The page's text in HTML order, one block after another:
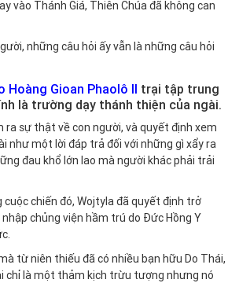
vào Thánh Giá, Thiên Chúa đã không can
những câu hỏi ấy vẫn là những câu hỏi
Hoàng Gioan Phaolô II trại tập trung
là trường dạy thánh thiện của ngài.
ra sự thật về con người, và quyết định xem
như một lời đáp trả đối với những gì xẩy ra
đau khổ lớn lao mà người khác phải trải
chiến đó, Wojtyla đã quyết định trở
chủng viện hầm trú do Đức Hồng Y
từ niên thiếu đã có nhiều bạn hữu Do Thái,
chỉ là một thảm kịch trừu tượng nhưng nó